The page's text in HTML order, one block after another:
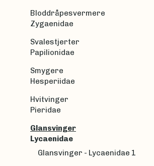
Bloddråpesvermere
Zygaenidae
Svalestjerter
Papilionidae
Smygere
Hesperiidae
Hvitvinger
Pieridae
Glansvinger
Lycaenidae
Glansvinger - Lycaenidae 1